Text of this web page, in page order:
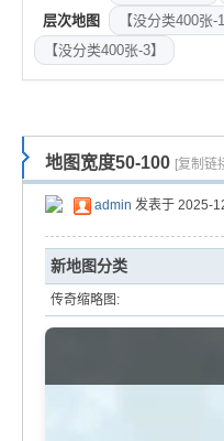
层次地图
【没分类400张-1
【没分类400张-3】
地图宽度50-100 [复制链
admin 发表于 2025-
新地图分类
传奇缩略图: